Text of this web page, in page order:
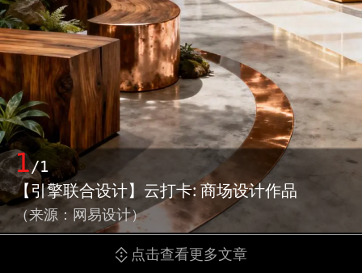
1/1
【引擎联合设计】云打卡: 商场设计作品
（来源：网易设计）
点击查看更多文章